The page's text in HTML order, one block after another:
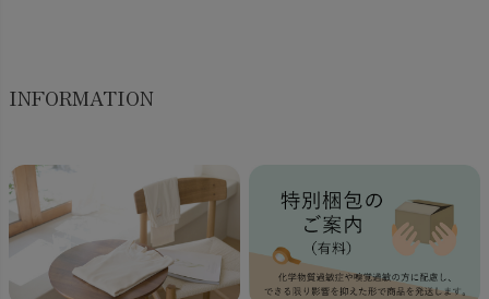
INFORMATION